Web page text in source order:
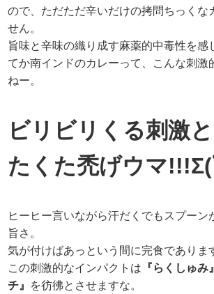
ので、ただただ辛いだけの拷問ちっくな
せん。
旨味と辛味の織り成す麻薬的中毒性を感
てか南インドのカレーって、こんな刺激
ねー。
ビリビリくる刺激
たくた禿げウマ
ヒーヒー言いながら汗だくでもスプーン
旨さ。
気が付けばあっという間に完食でありま
この刺激的なインパクトは 『らくしゅみ
チ』
を彷彿とさせますな。